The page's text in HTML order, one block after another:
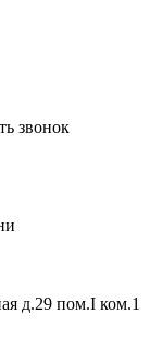
звонок
д.29 пом.I ком.1